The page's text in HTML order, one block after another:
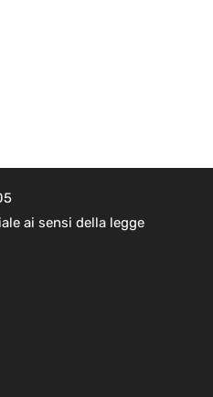
ai sensi della legge